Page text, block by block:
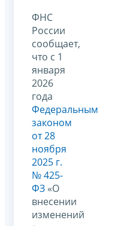
ФНС
России
сообщает,
что с 1
января
2026
года
Федеральным
законом
от 28
ноября
2025 г.
№ 425-
ФЗ «О
внесении
изменений